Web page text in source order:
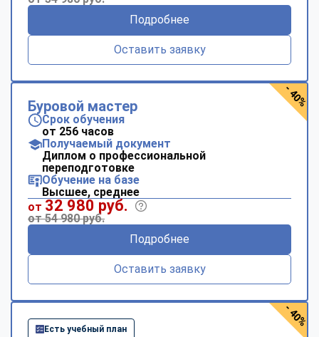
Подробнее
Оставить заявку
Буровой мастер
Срок обучения
от 256 часов
Получаемый документ
Диплом о профессиональной
переподготовке
Обучение на базе
Высшее, среднее
от 32 980 руб.
от 54 980 руб.
Подробнее
Оставить заявку
- 40%
Есть учебный план
- 40%